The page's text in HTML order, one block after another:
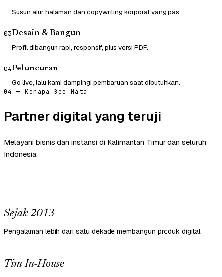
Susun alur halaman dan copywriting korporat yang pas.
03Desain & Bangun
Profil dibangun rapi, responsif, plus versi PDF.
04Peluncuran
Go live, lalu kami dampingi pembaruan saat dibutuhkan.
04 — Kenapa Bee Mata
Partner digital yang teruji
Melayani bisnis dan instansi di Kalimantan Timur dan seluruh
Indonesia.
Sejak 2013
Pengalaman lebih dari satu dekade membangun produk digital.
Tim In-House